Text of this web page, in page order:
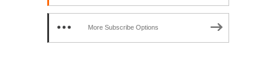
More Subscribe Options